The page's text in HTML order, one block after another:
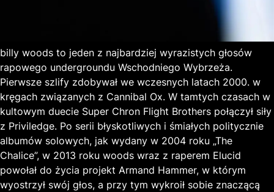
billy woods to jeden z najbardziej wyrazistych głosów
rapowego undergroundu Wschodniego Wybrzeża.
Pierwsze szlify zdobywał we wczesnych latach 2000. w
kręgach związanych z Cannibal Ox. W tamtych czasach w
kultowym duecie Super Chron Flight Brothers połączył siły
z Priviledge. Po serii błyskotliwych i śmiałych politycznie
albumów solowych, jak wydany w 2004 roku „The
Chalice”, w 2013 roku woods wraz z raperem Elucid
powołał do życia projekt Armand Hammer, w którym
wyostrzył swój głos, a przy tym wykroił sobie znaczącą